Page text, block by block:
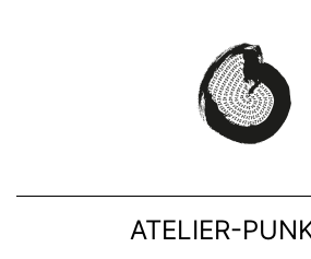
ATELIER-